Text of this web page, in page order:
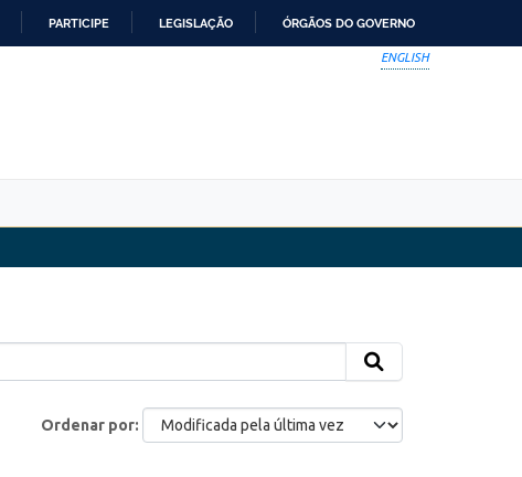
PARTICIPE LEGISLAÇÃO ÓRGÃOS DO GOVERNO
ENGLISH
Ordenar por